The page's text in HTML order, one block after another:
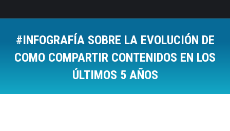
#INFOGRAFÍA SOBRE LA EVOLUCIÓN DE
COMO COMPARTIR CONTENIDOS EN LOS
ÚLTIMOS 5 AÑOS